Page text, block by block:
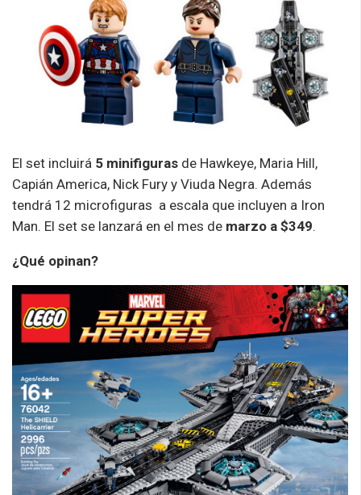
El set incluirá 5 minifiguras de Hawkeye, Maria Hill,
Capián America, Nick Fury y Viuda Negra. Además
tendrá 12 microfiguras a escala que incluyen a Iron
Man. El set se lanzará en el mes de marzo a $349.
¿Qué opinan?